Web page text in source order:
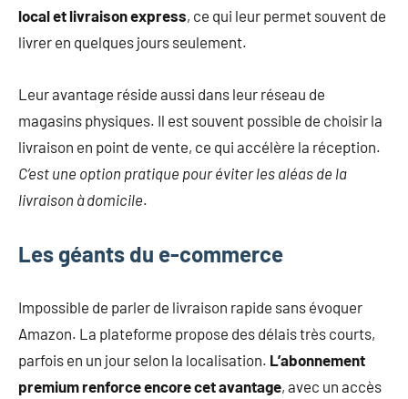
local et livraison express, ce qui leur permet souvent de
livrer en quelques jours seulement.
Leur avantage réside aussi dans leur réseau de
magasins physiques. Il est souvent possible de choisir la
livraison en point de vente, ce qui accélère la réception.
C’est une option pratique pour éviter les aléas de la
livraison à domicile.
Les géants du e-commerce
Impossible de parler de livraison rapide sans évoquer
Amazon. La plateforme propose des délais très courts,
parfois en un jour selon la localisation. L’abonnement
premium renforce encore cet avantage, avec un accès